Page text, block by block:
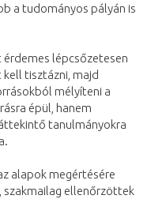
a tudományos pályán is
érdemes lépcsőzetesen
tisztázni, majd
mélyíteni a
épül, hanem
tanulmányokra
alapok megértésére
szakmailag ellenőrzöttek